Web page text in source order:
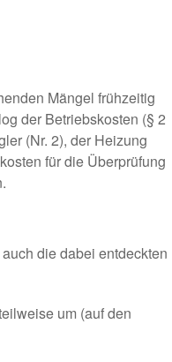
Mängel frühzeitig
der Betriebskosten (§ 2
(Nr. 2), der Heizung
für die Überprüfung
die dabei entdeckten
um (auf den